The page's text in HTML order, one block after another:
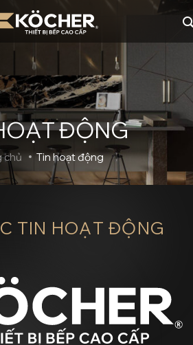
ĐỘNG
chủ Tin hoạt động
TIN HOẠT ĐỘNG